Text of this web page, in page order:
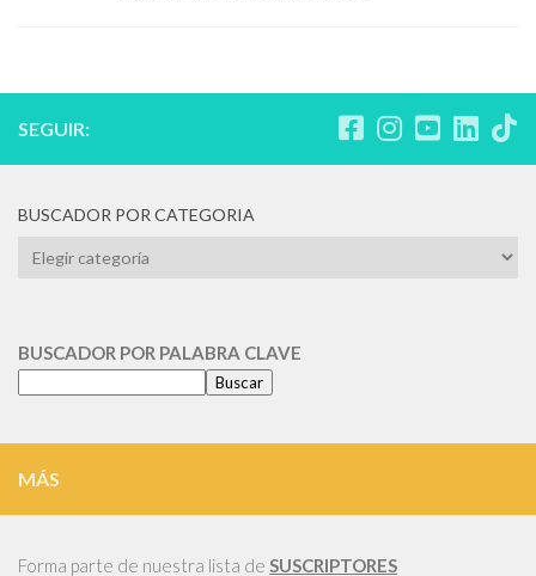
SEGUIR:
BUSCADOR POR CATEGORIA
BUSCADOR
BUSCADOR POR PALABRA CLAVE
Buscar
MÁS
Forma parte de nuestra lista de SUSCRIPTORES